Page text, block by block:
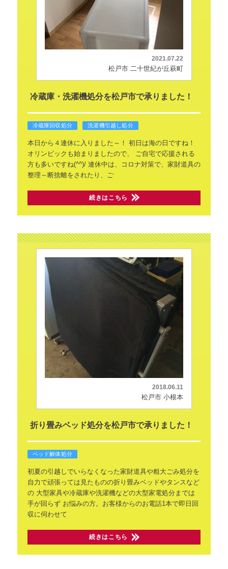
2021.07.22
松戸市 二十世紀が丘萩町
冷蔵庫・洗濯機処分を松戸市で承りました！
冷蔵庫回収処分 洗濯機引越し処分
本日から４連休に入りました～！ 初日は海の日ですね！
オリンピックも始まりましたので、
ご自宅で応援される
方も多いですね(^^)/ 連休中は、コロナ対策で、家財道具の
整理～断捨離をされたり、ご
続きはこちら
2018.06.11
松戸市 小根本
折り畳みベッド処分を松戸市で承りました！
ベッド解体処分
初夏の引越しでいらなくなった家財道具や粗大ごみ処分を
自力で頑張っては見たものの折り畳みベッドやタンスなど
の大型家具や冷蔵庫や洗濯機などの大型家電処分までは
手が回らずお悩みの方。お客様からのお電話1本で即日回
収に伺わせて
続きはこちら